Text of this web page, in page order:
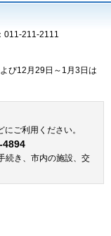
011-211-2111
び12月29日～1月3日は
ご利用ください。
4894
続き、市内の施設、交